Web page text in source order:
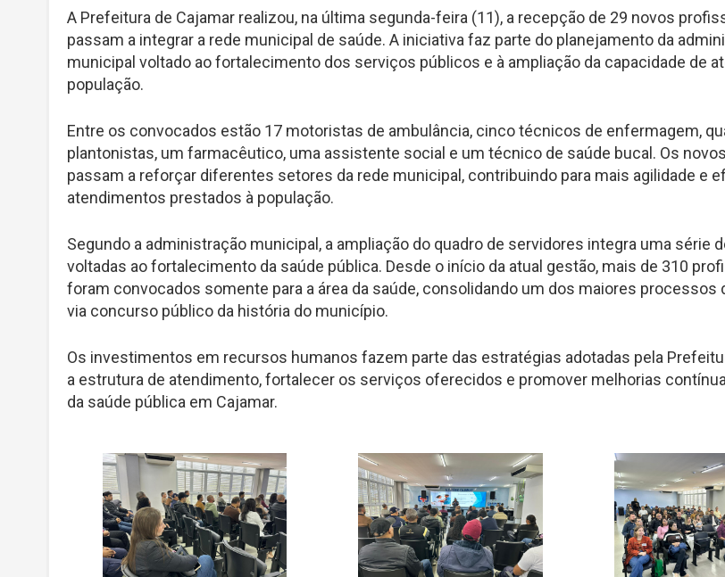
A Prefeitura de Cajamar realizou, na última segunda-feira (11), a recepção de 29 novos
passam a integrar a rede municipal de saúde. A iniciativa faz parte do planejamento da
municipal voltado ao fortalecimento dos serviços públicos e à ampliação da capacidade de
população.
Entre os convocados estão 17 motoristas de ambulância, cinco técnicos de enfermagem,
plantonistas, um farmacêutico, uma assistente social e um técnico de saúde bucal. Os
passam a reforçar diferentes setores da rede municipal, contribuindo para mais agilidade e
atendimentos prestados à população.
Segundo a administração municipal, a ampliação do quadro de servidores integra uma série
voltadas ao fortalecimento da saúde pública. Desde o início da atual gestão, mais de 310
foram convocados somente para a área da saúde, consolidando um dos maiores processos
via concurso público da história do município.
Os investimentos em recursos humanos fazem parte das estratégias adotadas pela
a estrutura de atendimento, fortalecer os serviços oferecidos e promover melhorias
da saúde pública em Cajamar.